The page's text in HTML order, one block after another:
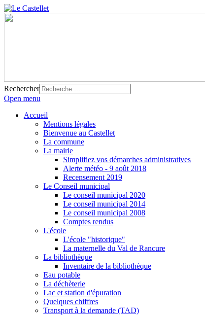
Rechercher
Open menu
Accueil
Mentions légales
Bienvenue au Castellet
La commune
La mairie
Simplifiez vos démarches administratives
Alerte météo - 9 août 2018
Recensement 2019
Le Conseil municipal
Le conseil municipal 2020
Le conseil municipal 2014
Le conseil municipal 2008
Comptes rendus
L'école
L'école "historique"
La maternelle du Val de Rancure
La bibliothèque
Inventaire de la bibliothèque
Eau potable
La déchèterie
Lac et station d'épuration
Quelques chiffres
Transport à la demande (TAD)